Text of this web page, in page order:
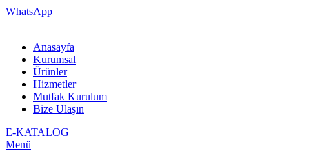
WhatsApp
Anasayfa
Kurumsal
Ürünler
Hizmetler
Mutfak Kurulum
Bize Ulaşın
E-KATALOG
Menü